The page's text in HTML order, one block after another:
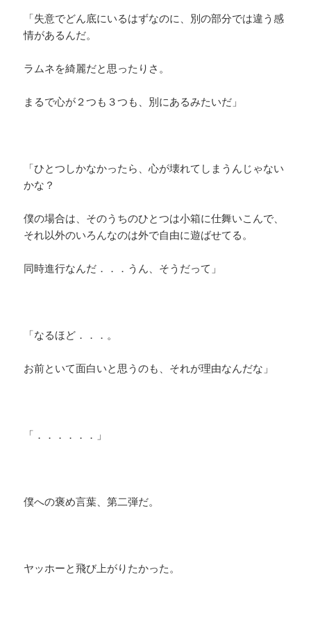
「失意でどん底にいるはずなのに、別の部分では違う感
情があるんだ。
ラムネを綺麗だと思ったりさ。
まるで心が２つも３つも、別にあるみたいだ」
「ひとつしかなかったら、心が壊れてしまうんじゃない
かな？
僕の場合は、そのうちのひとつは小箱に仕舞いこんで、
それ以外のいろんなのは外で自由に遊ばせてる。
同時進行なんだ．．．うん、そうだって」
「なるほど．．．。
お前といて面白いと思うのも、それが理由なんだな」
「．．．．．．」
僕への褒め言葉、第二弾だ。
ヤッホーと飛び上がりたかった。